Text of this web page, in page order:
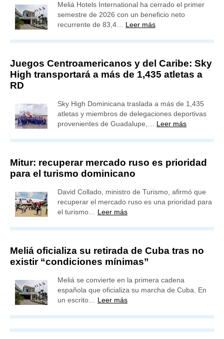
Meliá Hotels International ha cerrado el primer
semestre de 2026 con un beneficio neto
recurrente de 83,4… Leer más
Juegos Centroamericanos y del Caribe: Sky
High transportará a más de 1,435 atletas a
RD
Sky High Dominicana traslada a más de 1,435
atletas y miembros de delegaciones deportivas
provenientes de Guadalupe,… Leer más
Mitur: recuperar mercado ruso es prioridad
para el turismo dominicano
David Collado, ministro de Turismo, afirmó que
recuperar el mercado ruso es una prioridad para
el turismo… Leer más
Meliá oficializa su retirada de Cuba tras no
existir “condiciones mínimas”
Meliá se convierte en la primera cadena
española que oficializa su marcha de Cuba. En
un escrito… Leer más